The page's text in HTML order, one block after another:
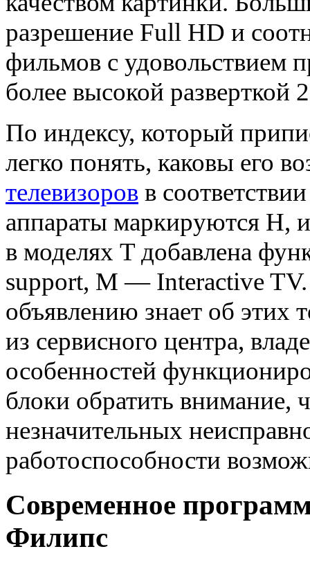
разрешение Full HD и
фильмов с удовольствием
более высокой
По индексу, который
легко понять, каковы его
телевизоров в
аппараты маркируются Н,
в моделях T добавлена
support, M — Interactive
объявлению знает об этих
из сервисного центра,
особенностей
блоки обратить внимание,
незначительных
работоспособности
Современное
Филипс